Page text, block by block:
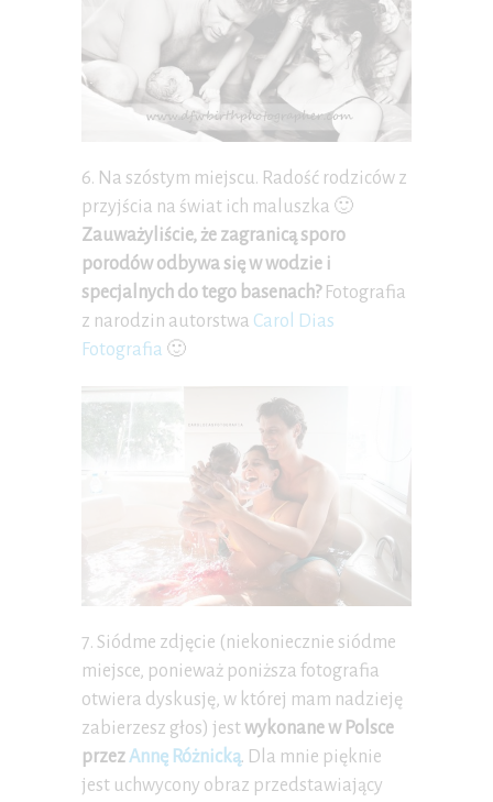
6. Na szóstym miejscu. Radość rodziców z
przyjścia na świat ich maluszka 🙂
Zauważyliście, że zagranicą sporo
porodów odbywa się w wodzie i
specjalnych do tego basenach?Fotografia
z narodzin autorstwa Carol Dias
Fotografia 🙂
7. Siódme zdjęcie (niekoniecznie siódme
miejsce, ponieważ poniższa fotografia
otwiera dyskusję, w której mam nadzieję
zabierzesz głos) jestwykonane w Polsce
przezAnnę Różnicką. Dla mnie pięknie
jest uchwycony obraz przedstawiający